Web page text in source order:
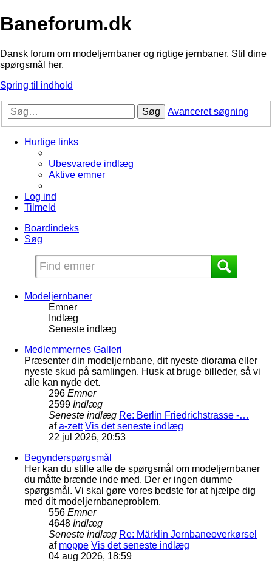
Baneforum.dk
Dansk forum om modeljernbaner og rigtige jernbaner. Stil dine
spørgsmål her.
Spring til indhold
Søg Avanceret søgning
Hurtige links
Ubesvarede indlæg
Aktive emner
Log ind
Tilmeld
Boardindeks
Søg
Modeljernbaner
Emner
Indlæg
Seneste indlæg
Medlemmernes Galleri
Præsenter din modeljernbane, dit nyeste diorama eller
nyeste skud på samlingen. Husk at bruge billeder, så vi
alle kan nyde det.
296 Emner
2599 Indlæg
Seneste indlæg Re: Berlin Friedrichstrasse -…
afa-zett Vis det seneste indlæg
22 jul 2026, 20:53
Begynderspørgsmål
Her kan du stille alle de spørgsmål om modeljernbaner
du måtte brænde inde med. Der er ingen dumme
spørgsmål. Vi skal gøre vores bedste for at hjælpe dig
med dit modeljernbaneproblem.
556 Emner
4648 Indlæg
Seneste indlæg Re: Märklin Jernbaneoverkørsel
af moppe Vis det seneste indlæg
04 aug 2026, 18:59